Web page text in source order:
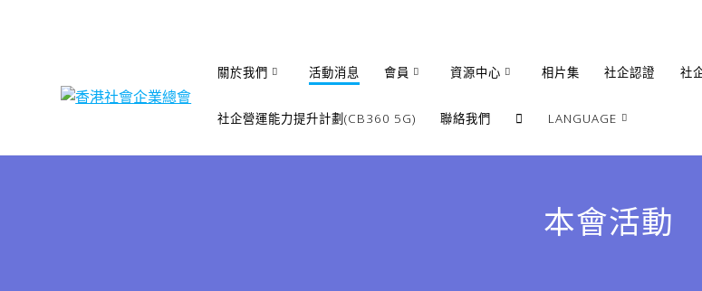
關於我們 活動消息 會員 資源中心 相片集 社企認證 社
社企營運能力提升計劃(CB360 5G) 聯絡我們 LANGUAGE
繁體
English
本會活動